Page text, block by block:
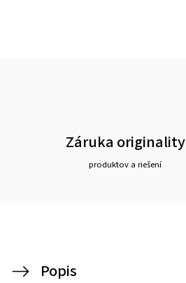
Záruka originality
produktov a riešení
Popis